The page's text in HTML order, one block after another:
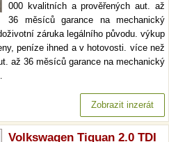
000 kvalitních a prověřených aut. až
36 měsíců garance na mechanický
záruka legálního původu. výkup
peníze ihned a v hotovosti. více než
až 36 měsíců garance na mechanický
Zobrazit inzerát
Volkswagen Tiguan 2.0 TDI